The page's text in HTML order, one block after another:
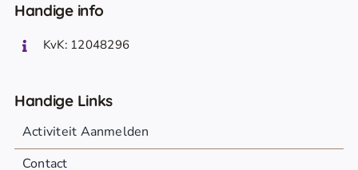
Handige info
KvK: 12048296
Handige Links
Activiteit Aanmelden
Contact